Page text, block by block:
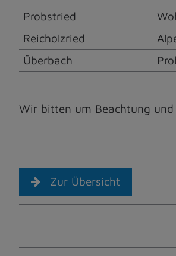
Probstried
Reicholzried
Überbach
Wir bitten um Beachtung
Zur Übersicht